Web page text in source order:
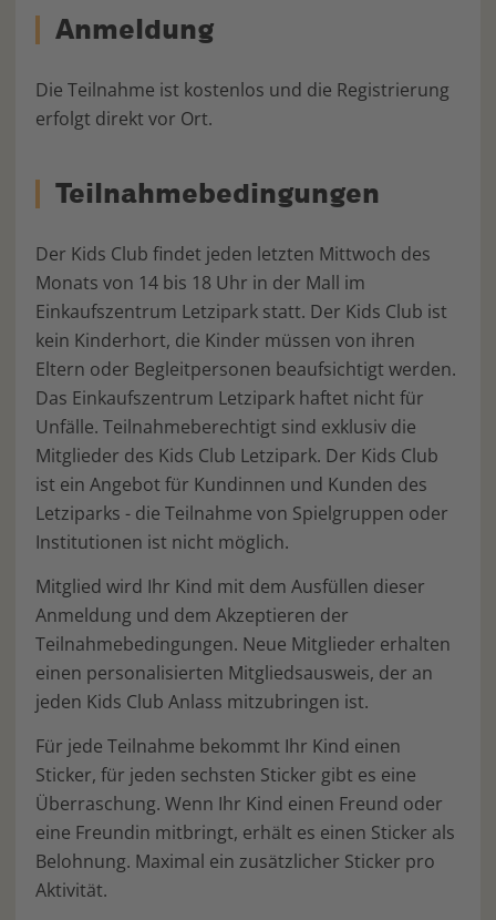
Anmeldung
Die Teilnahme ist kostenlos und die Registrierung
erfolgt direkt vor Ort.
Teilnahmebedingungen
Der Kids Club findet jeden letzten Mittwoch des
Monats von 14 bis 18 Uhr in der Mall im
Einkaufszentrum Letzipark statt. Der Kids Club ist
kein Kinderhort, die Kinder müssen von ihren
Eltern oder Begleitpersonen beaufsichtigt werden.
Das Einkaufszentrum Letzipark haftet nicht für
Unfälle. Teilnahmeberechtigt sind exklusiv die
Mitglieder des Kids Club Letzipark. Der Kids Club
ist ein Angebot für Kundinnen und Kunden des
Letziparks - die Teilnahme von Spielgruppen oder
Institutionen ist nicht möglich.
Mitglied wird Ihr Kind mit dem Ausfüllen dieser
Anmeldung und dem Akzeptieren der
Teilnahmebedingungen. Neue Mitglieder erhalten
einen personalisierten Mitgliedsausweis, der an
jeden Kids Club Anlass mitzubringen ist.
Für jede Teilnahme bekommt Ihr Kind einen
Sticker, für jeden sechsten Sticker gibt es eine
Überraschung. Wenn Ihr Kind einen Freund oder
eine Freundin mitbringt, erhält es einen Sticker als
Belohnung. Maximal ein zusätzlicher Sticker pro
Aktivität.